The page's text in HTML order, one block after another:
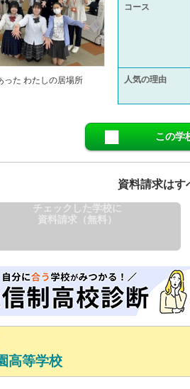
った わたしの居場所
コース
人気の理由
この学
資料請求はす
チェックした学校に
資料請求（無料）
高等学校